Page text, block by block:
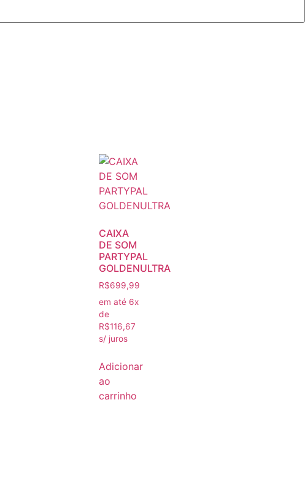
CAIXA
DE SOM
PARTYPAL
GOLDENULTRA
R$699,99
em até 6x
de
R$116,67
s/ juros
Adicionar
ao
carrinho